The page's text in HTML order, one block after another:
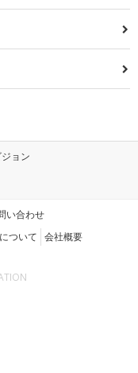
ョン
い合わせ
ついて 会社概要